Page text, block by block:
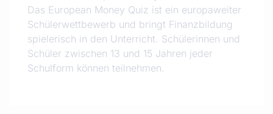
Das European Money Quiz ist ein europaweiter
Schülerwettbewerb und bringt Finanzbildung
spielerisch in den Unterricht. Schülerinnen und
Schüler zwischen 13 und 15 Jahren jeder
Schulform können teilnehmen.